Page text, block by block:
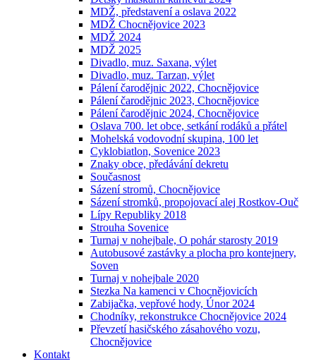
MDŽ, představení a oslava 2022
MDŽ Chocnějovice 2023
MDŽ 2024
MDŽ 2025
Divadlo, muz. Saxana, výlet
Divadlo, muz. Tarzan, výlet
Pálení čarodějnic 2022, Chocnějovice
Pálení čarodějnic 2023, Chocnějovice
Pálení čarodějnic 2024, Chocnějovice
Oslava 700. let obce, setkání rodáků a přátel
Mohelská vodovodní skupina, 100 let
Cyklobiatlon, Sovenice 2023
Znaky obce, předávání dekretu
Současnost
Sázení stromů, Chocnějovice
Sázení stromků, propojovací alej Rostkov-Ouč
Lípy Republiky 2018
Strouha Sovenice
Turnaj v nohejbale, O pohár starosty 2019
Autobusové zastávky a plocha pro kontejnery,
Soven
Turnaj v nohejbale 2020
Stezka Na kamenci v Chocnějovicích
Zabijačka, vepřové hody, Únor 2024
Chodníky, rekonstrukce Chocnějovice 2024
Převzetí hasičského zásahového vozu,
Chocnějovice
Kontakt